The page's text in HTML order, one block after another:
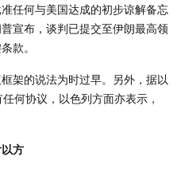
任何与美国达成的初步谅解备忘
宣布，谈判已提交至伊朗最高领
款。
架的说法为时过早。另外，据以
何协议，以色列方面亦表示，
方